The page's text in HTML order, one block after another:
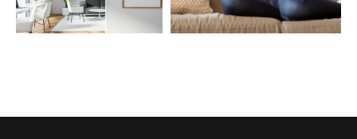
EXCLUSIVITÉS NOUVEAUTÉS